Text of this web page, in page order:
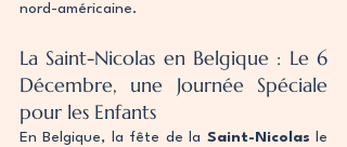
nord-américaine.
La Saint-Nicolas en Belgique : Le 6
Décembre, une Journée Spéciale
pour les Enfants
En Belgique, la fête de la Saint-Nicolas le